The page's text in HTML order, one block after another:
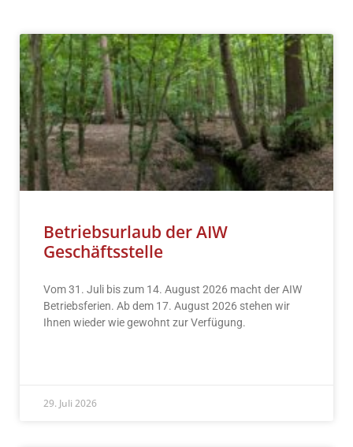
Betriebsurlaub der AIW
Geschäftsstelle
Vom 31. Juli bis zum 14. August 2026 macht der AIW
Betriebsferien. Ab dem 17. August 2026 stehen wir
Ihnen wieder wie gewohnt zur Verfügung.
29. Juli 2026